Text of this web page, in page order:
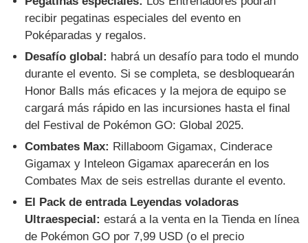
recibir pegatinas especiales del evento en
Poképaradas y regalos.
Desafío global: habrá un desafío para todo el mundo
durante el evento. Si se completa, se desbloquearán
Honor Balls más eficaces y la mejora de equipo se
cargará más rápido en las incursiones hasta el final
del Festival de Pokémon GO: Global 2025.
Combates Max: Rillaboom Gigamax, Cinderace
Gigamax y Inteleon Gigamax aparecerán en los
Combates Max de seis estrellas durante el evento.
El Pack de entrada Leyendas voladoras
Ultraespecial: estará a la venta en la Tienda en línea
de Pokémon GO por 7,99 USD (o el precio